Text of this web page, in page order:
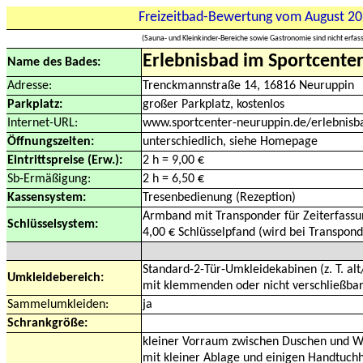
Freizeitbad-Bewertung vom August
(Sauna- und Kleinkinder-Bereiche sowie Gastronomie sind nicht
Name des Bades: Erlebnisbad im
Adresse:
Trenckmannstraße 14, 16816 Neuruppin
Parkplatz:
großer Parkplatz, kostenlos
Internet-URL:
www.sportcenter-neuruppin.de/
Öffnungszeiten:
unterschiedlich, siehe Homepage
Eintrittspreise (Erw.):
2 h = 9,00 €
Sb-Ermäßigung:
2 h = 6,50 €
Kassensystem:
Tresenbedienung (Rezeption)
Schlüsselsystem:
Armband mit Transponder für
4,00 € Schlüsselpfand (wird bei
Umkleidebereich:
Standard-2-Tür-Umkleidekabinen (z. T.
mit klemmenden oder nicht
Sammelumkleiden:
ja
Schrankgröße:
kleiner Vorraum zwischen Duschen und
mit kleiner Ablage und einigen